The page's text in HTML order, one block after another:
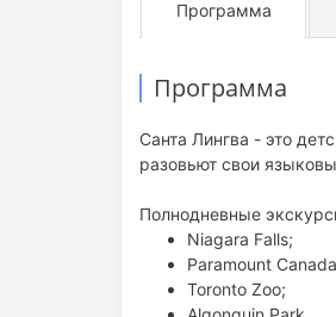
Программа
Программа
Санта Лингва - это
разовьют свои
Полнодневные
Niagara Falls;
Paramount
Toronto Zoo;